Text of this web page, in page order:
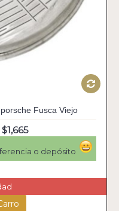
Fusca Viejo
o depósito